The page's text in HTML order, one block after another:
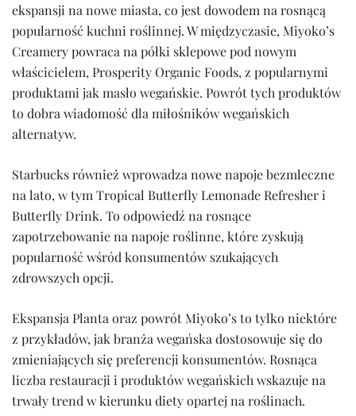
ekspansji na nowe miasta, co jest dowodem na rosnącą
popularność kuchni roślinnej. W międzyczasie, Miyoko’s
Creamery powraca na półki sklepowe pod nowym
właścicielem, Prosperity Organic Foods, z popularnymi
produktami jak masło wegańskie. Powrót tych produktów
to dobra wiadomość dla miłośników wegańskich
alternatyw.
Starbucks również wprowadza nowe napoje bezmleczne
na lato, w tym Tropical Butterfly Lemonade Refresher i
Butterfly Drink. To odpowiedź na rosnące
zapotrzebowanie na napoje roślinne, które zyskują
popularność wśród konsumentów szukających
zdrowszych opcji.
Ekspansja Planta oraz powrót Miyoko’s to tylko niektóre
z przykładów, jak branża wegańska dostosowuje się do
zmieniających się preferencji konsumentów. Rosnąca
liczba restauracji i produktów wegańskich wskazuje na
trwały trend w kierunku diety opartej na roślinach.